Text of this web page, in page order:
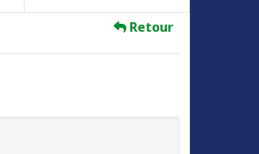
Retour